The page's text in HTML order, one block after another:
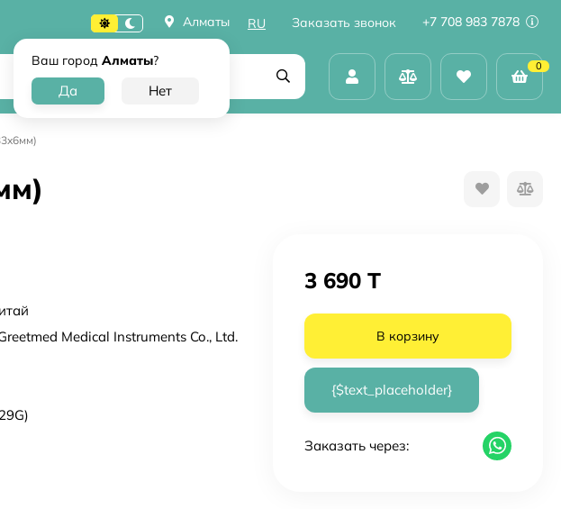
Алматы
Ваш город Алматы?
RU Заказать звонок +7 708 983 7878
0
Medical Instruments Co., Ltd.
3 690 T
В корзину
{$text_placeholder}
Заказать через: